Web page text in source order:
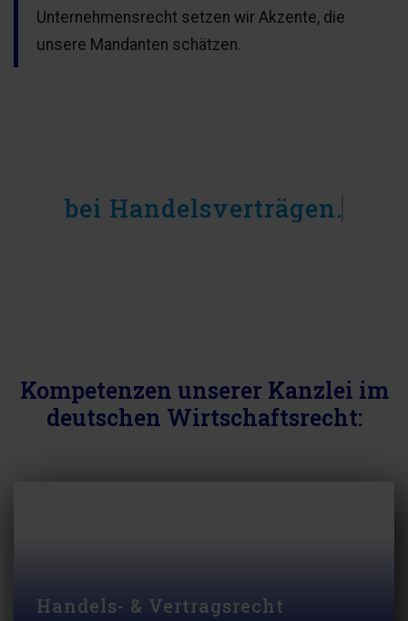
Unternehmensrecht setzen wir Akzente, die
unsere Mandanten schätzen.
bei Handelsverträgen.
Kompetenzen unserer Kanzlei im
deutschen Wirtschaftsrecht:
Handels- & Vertragsrecht